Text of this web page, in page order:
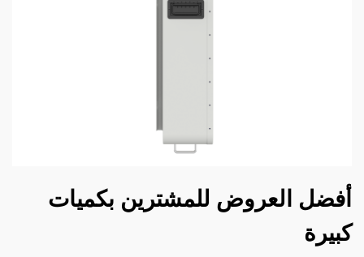
أفضل العروض للمشترين بكميات
كبيرة